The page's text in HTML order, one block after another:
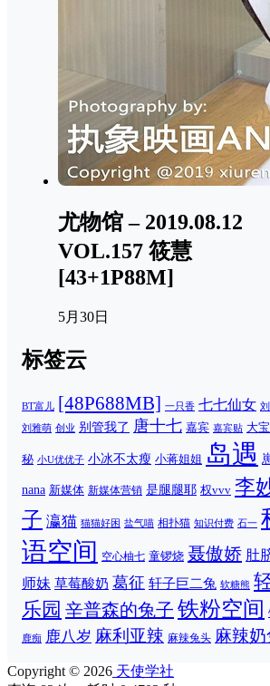
尤物馆 – 2019.08.12
VOL.157 筱慧
[43+1P88M]
5月30日
标签云
BT富儿 [48P688MB] 一只香 七七仙女
刘雅萌 创业 别管我了 唐十七 嘉宾 嘉宾贴 大
秘 小U优优子 小冰不太瘦 小蒋姐姐 岛遇
nana 新媒体 新媒体营销 是腿腿耶 权vvv 李
子 瀛猫 猫猫好困 盐气喵 相扑猫 知识付费 石一
语空间
空心柚七 童锣烧 聂傲娇 肚
师妹 草莓酸奶 葛征 轩子巨二兔 软糖熊
乐园 辛普森的兔子 铁粉空间
鹿痴 鹿八岁 麻利亚辣 麻辣兔头 麻辣
Copyright © 2026 天使学社